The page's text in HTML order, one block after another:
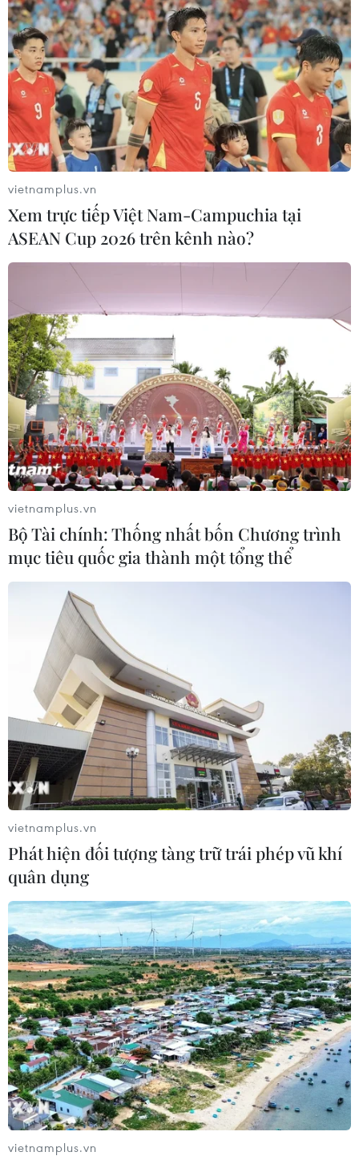
vietnamplus.vn
Xem trực tiếp Việt Nam-Campuchia tại
ASEAN Cup 2026 trên kênh nào?
vietnamplus.vn
Bộ Tài chính: Thống nhất bốn Chương trình
mục tiêu quốc gia thành một tổng thể
vietnamplus.vn
Phát hiện đối tượng tàng trữ trái phép vũ khí
quân dụng
vietnamplus.vn